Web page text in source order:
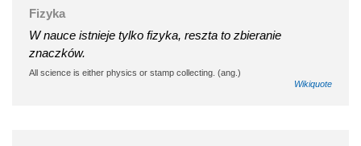
Fizyka
W nauce istnieje tylko fizyka, reszta to zbieranie
znaczków.
All science is either physics or stamp collecting. (ang.)
Wikiquote